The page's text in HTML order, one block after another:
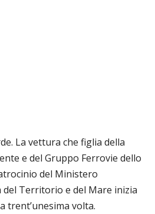
La vettura che figlia della
e del Gruppo Ferrovie dello
del Ministero
del Territorio e del Mare inizia
trent’unesima volta.